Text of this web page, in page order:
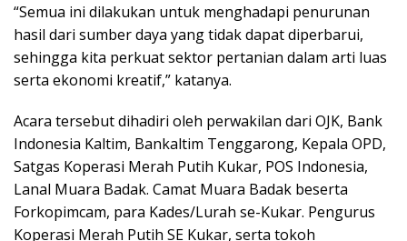
“Semua ini dilakukan untuk menghadapi penurunan
hasil dari sumber daya yang tidak dapat diperbarui,
sehingga kita perkuat sektor pertanian dalam arti luas
serta ekonomi kreatif,” katanya.
Acara tersebut dihadiri oleh perwakilan dari OJK, Bank
Indonesia Kaltim, Bankaltim Tenggarong, Kepala OPD,
Satgas Koperasi Merah Putih Kukar, POS Indonesia,
Lanal Muara Badak. Camat Muara Badak beserta
Forkopimcam, para Kades/Lurah se-Kukar. Pengurus
Koperasi Merah Putih SE Kukar, serta tokoh